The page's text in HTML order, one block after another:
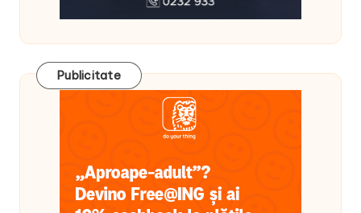
Publicitate